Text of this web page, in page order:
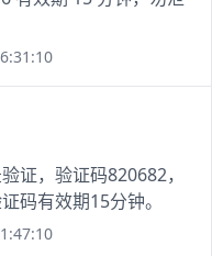
证，验证码820682，
码有效期15分钟。